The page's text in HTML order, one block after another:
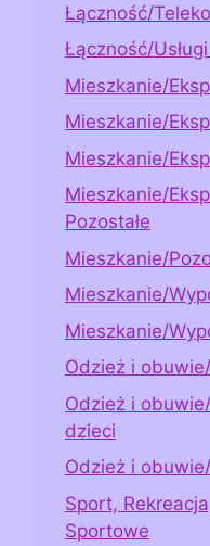
Łączność/
Łączność/
Mieszkanie/
Mieszkanie/
Mieszkanie/
Mieszkanie/
Pozostałe
Mieszkanie/
Mieszkanie/
Mieszkanie/
Odzież i
Odzież i
dzieci
Odzież i
Sport,
Sportowe